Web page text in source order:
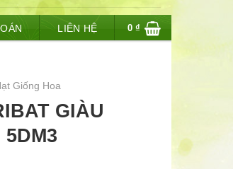
LIÊN HỆ 0₫
Giống Hoa
GIÀU